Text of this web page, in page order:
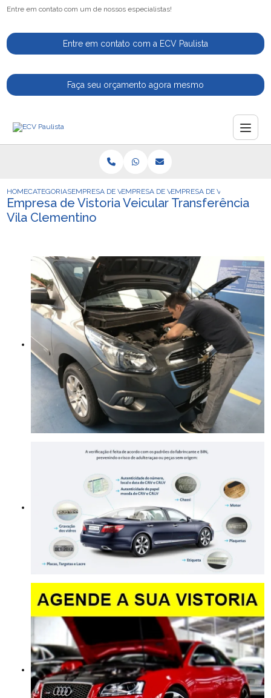
Entre em contato com um de nossos especialistas!
Entre em contato com a ECV Paulista
Faça seu orçamento agora mesmo
HOMECATEGORIASEMPRESA DE VISTORIA VEICULAR
EMPRESA DE VISTORIA VEICULAR
EMPRESA DE VISTORIA
Empresa de Vistoria Veicular Transferência
Vila Clementino